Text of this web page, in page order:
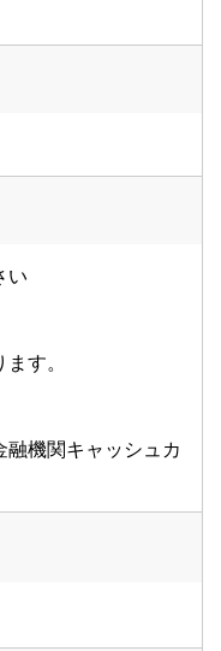
い
す。
融機関キャッシュカ